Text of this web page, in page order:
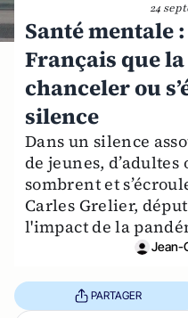
24
Santé mentale
Français que
chanceler ou
silence
Dans un silence
de jeunes, d’adultes
sombrent et
Carles Grelier,
l'impact de la
Jean-
PARTAGER